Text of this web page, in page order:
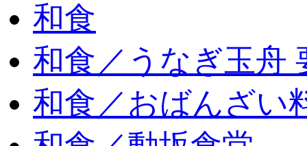
和食
和食／うなぎ玉舟
和食／おばんざい